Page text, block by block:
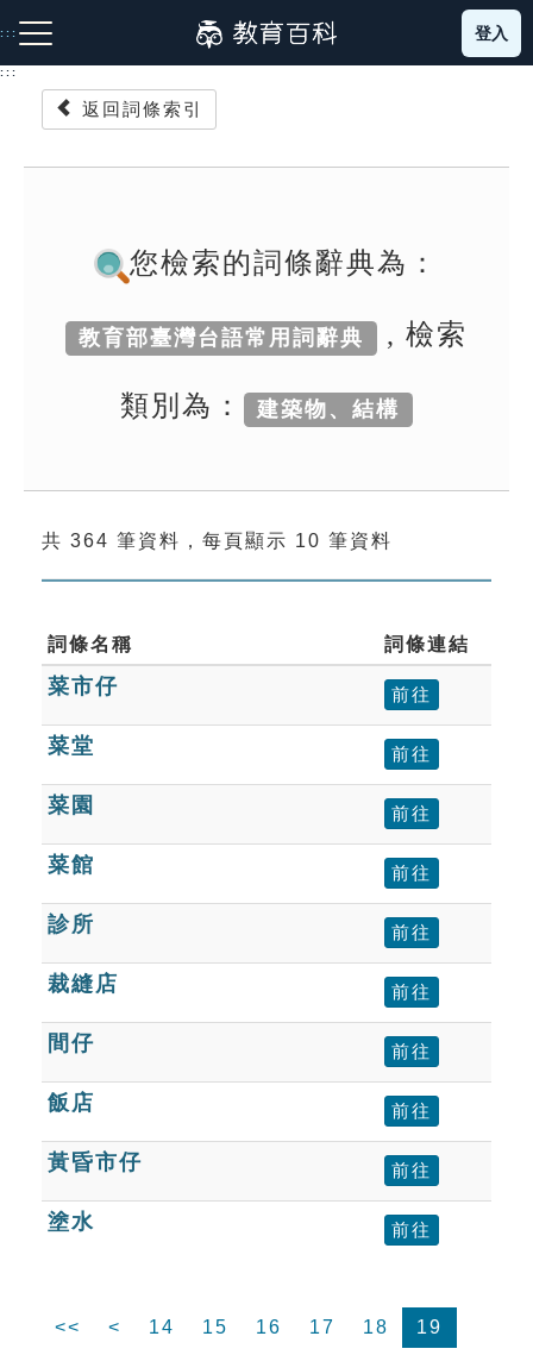
到
主
:::
生字詞彙表
成語故事
索引選單
單字索引
生命大百科索引
遊戲專區
教學應用
貓頭鷹博士
登入
:::
返回詞條索引
您檢索的詞條辭典為：
教育部臺灣台語常用詞辭典 , 檢索
類別為： 建築物、結構
共 364 筆資料，每頁顯示 10 筆資料
詞條名稱 詞條連結
菜市仔 前往
菜堂 前往
菜園 前往
菜館 前往
診所 前往
裁縫店 前往
間仔 前往
飯店 前往
黃昏市仔 前往
塗水 前往
<< < 14 15 16 17 18
19